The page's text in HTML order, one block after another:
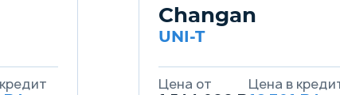
Changan
UNI-T